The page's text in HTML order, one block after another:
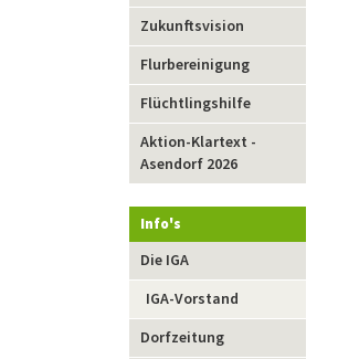
Zukunftsvision
Flurbereinigung
Flüchtlingshilfe
Aktion-Klartext -
Asendorf 2026
Info's
Navigation
überspringen
Die IGA
IGA-Vorstand
Dorfzeitung